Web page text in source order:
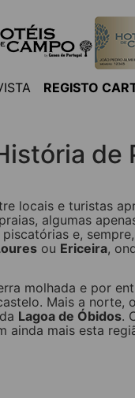
REGISTO
de
locais e turistas
algumas
e,
ou Ericeira,
molhada e por
Mais a norte,
Lagoa de Óbidos.
ainda mais esta